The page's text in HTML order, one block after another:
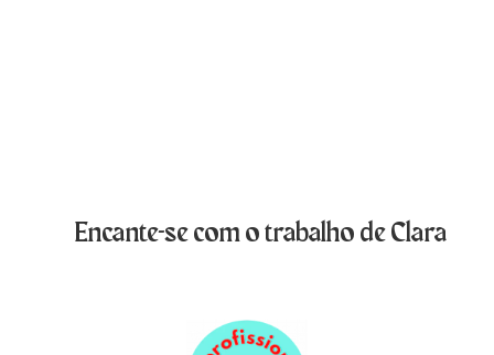
Encante-se com o trabalho de Clara